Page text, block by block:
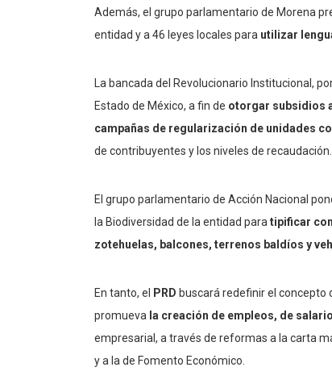
Además, el grupo parlamentario de Morena
entidad y a 46 leyes locales para utilizar
La bancada del Revolucionario Institucional,
Estado de México, a fin de otorgar subsidios
campañas de regularización de unidades
de contribuyentes y los niveles de recaudación.
El grupo parlamentario de Acción Nacional
la Biodiversidad de la entidad para tipificar
zotehuelas, balcones, terrenos baldíos y
En tanto, el PRD buscará redefinir el concepto
promueva la creación de empleos, de
empresarial, a través de reformas a la carta
y a la de Fomento Económico.